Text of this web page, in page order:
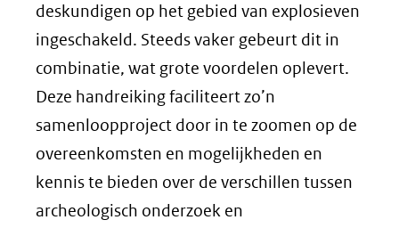
deskundigen op het gebied van explosieven
ingeschakeld. Steeds vaker gebeurt dit in
combinatie, wat grote voordelen oplevert.
Deze handreiking faciliteert zo’n
samenloopproject door in te zoomen op de
overeenkomsten en mogelijkheden en
kennis te bieden over de verschillen tussen
archeologisch onderzoek en